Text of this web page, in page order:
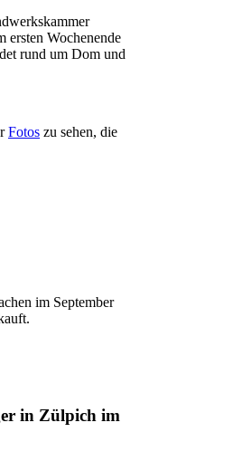
ersten Wochenende
rund um Dom und
Fotos zu sehen, die
im September
in Zülpich im